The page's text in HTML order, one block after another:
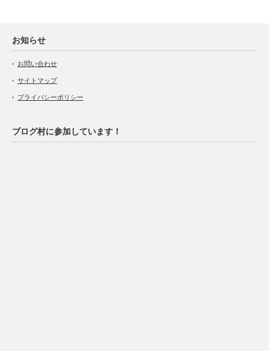
お知らせ
お問い合わせ
サイトマップ
プライバシーポリシー
ブログ村に参加しています！